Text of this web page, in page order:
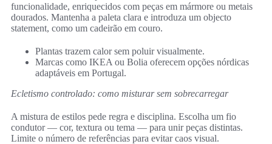
funcionalidade, enriquecidos com peças em mármore ou metais
dourados. Mantenha a paleta clara e introduza um objecto
statement, como um cadeirão em couro.
Plantas trazem calor sem poluir visualmente.
Marcas como IKEA ou Bolia oferecem opções nórdicas
adaptáveis em Portugal.
Ecletismo controlado: como misturar sem sobrecarregar
A mistura de estilos pede regra e disciplina. Escolha um fio
condutor — cor, textura ou tema — para unir peças distintas.
Limite o número de referências para evitar caos visual.